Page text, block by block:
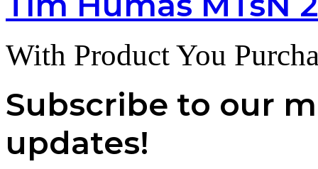
With Product You
Subscribe to our
updates!